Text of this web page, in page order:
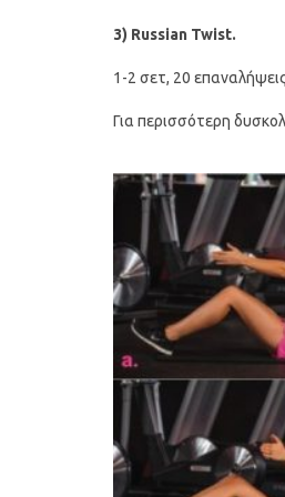
3) Russian Twist.
1-2 σετ, 20
Για περισσότερη